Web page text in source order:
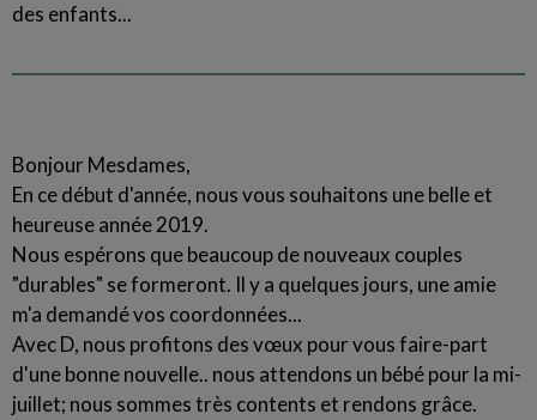
des enfants...
Bonjour Mesdames,
En ce début d'année, nous vous souhaitons une belle et
heureuse année 2019.
Nous espérons que beaucoup de nouveaux couples
"durables" se formeront. Il y a quelques jours, une amie
m'a demandé vos coordonnées...
Avec D, nous profitons des vœux pour vous faire-part
d'une bonne nouvelle.. nous attendons un bébé pour la mi-
juillet; nous sommes très contents et rendons grâce.